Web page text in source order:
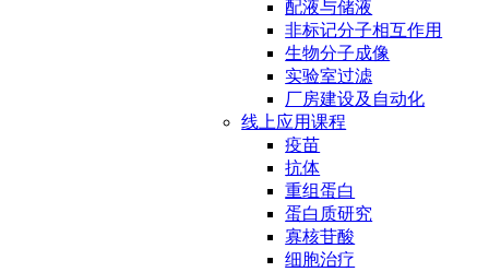
配液与储液
非标记分子相互作用
生物分子成像
实验室过滤
厂房建设及自动化
线上应用课程
疫苗
抗体
重组蛋白
蛋白质研究
寡核苷酸
细胞治疗